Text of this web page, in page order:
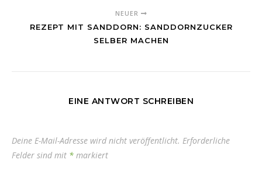
NEUER
REZEPT MIT SANDDORN: SANDDORNZUCKER
SELBER MACHEN
EINE ANTWORT SCHREIBEN
Deine E-Mail-Adresse wird nicht veröffentlicht. Erforderliche
Felder sind mit * markiert